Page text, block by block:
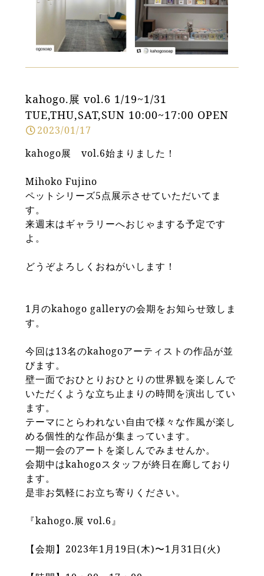
kahogo.展 vol.6 1/19~1/31
TUE,THU,SAT,SUN 10:00~17:00 OPEN
2023/01/17
kahogo展 vol.6始まりました！
Mihoko Fujino
ペットシリーズ5点展示させていただいてま
す。
来週末はギャラリーへおじゃまする予定です
よ。
どうぞよろしくおねがいします！
1月のkahogo galleryの会期をお知らせ致しま
す。
今回は13名のkahogoアーティストの作品が並
びます。
壁一面でおひとりおひとりの世界観を楽しんで
いただくような立ち止まりの時間を演出してい
ます。
テーマにとらわれない自由で様々な作風が楽し
める個性的な作品が集まっています。
一期一会のアートを楽しんでみませんか。
会期中はkahogoスタッフが終日在廊しており
ます。
是非お気軽にお立ち寄りください。
『kahogo.展 vol.6』
【会期】2023年1月19日(木)〜1月31日(火)